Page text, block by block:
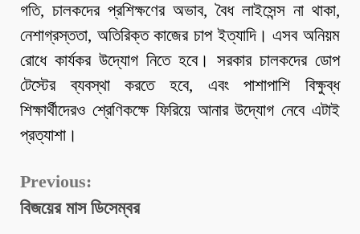
গতি, চালকদের প্রশিক্ষণের অভাব, বৈধ লাইসেন্স না থাকা,
নেশাগ্রস্ততা, অতিরিক্ত কাজের চাপ ইত্যাদি। এসব অনিয়ম
রোধে কার্যকর উদ্যোগ নিতে হবে। সরকার চালকদের ডোপ
টেস্টের ব্যবস্থা করতে হবে, এবং পাশাপাশি বিক্ষুব্ধ
শিক্ষার্থীদেরও শ্রেণিকক্ষে ফিরিয়ে আনার উদ্যোগ নেবে এটাই
প্রত্যাশা।
Continue
Reading
Previous:
বিজয়ের মাস ডিসেম্বর